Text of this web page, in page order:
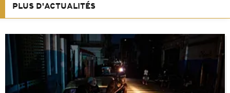
PLUS D'ACTUALITÉS